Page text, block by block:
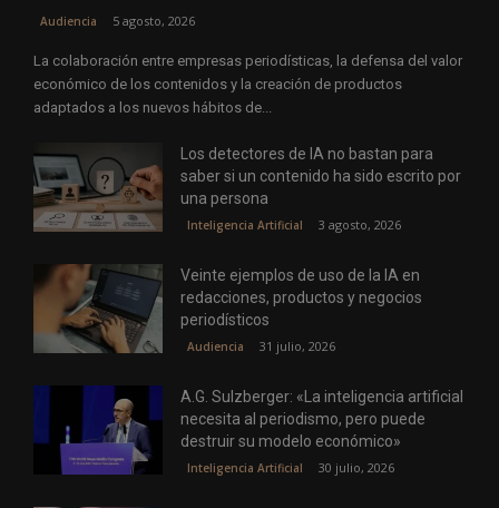
Audiencia 5 agosto, 2026
La colaboración entre empresas periodísticas, la defensa del valor
económico de los contenidos y la creación de productos
adaptados a los nuevos hábitos de...
Los detectores de IA no bastan para
saber si un contenido ha sido escrito por
una persona
Inteligencia Artificial 3 agosto, 2026
Veinte ejemplos de uso de la IA en
redacciones, productos y negocios
periodísticos
Audiencia 31 julio, 2026
A.G. Sulzberger: «La inteligencia artificial
necesita al periodismo, pero puede
destruir su modelo económico»
Inteligencia Artificial 30 julio, 2026